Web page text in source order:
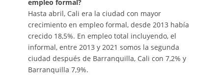
empleo formal?
Hasta abril, Cali era la ciudad con mayor
crecimiento en empleo formal, desde 2013 había
crecido 18,5%. En empleo total incluyendo, el
informal, entre 2013 y 2021 somos la segunda
ciudad después de Barranquilla, Cali con 7,2% y
Barranquilla 7,9%.